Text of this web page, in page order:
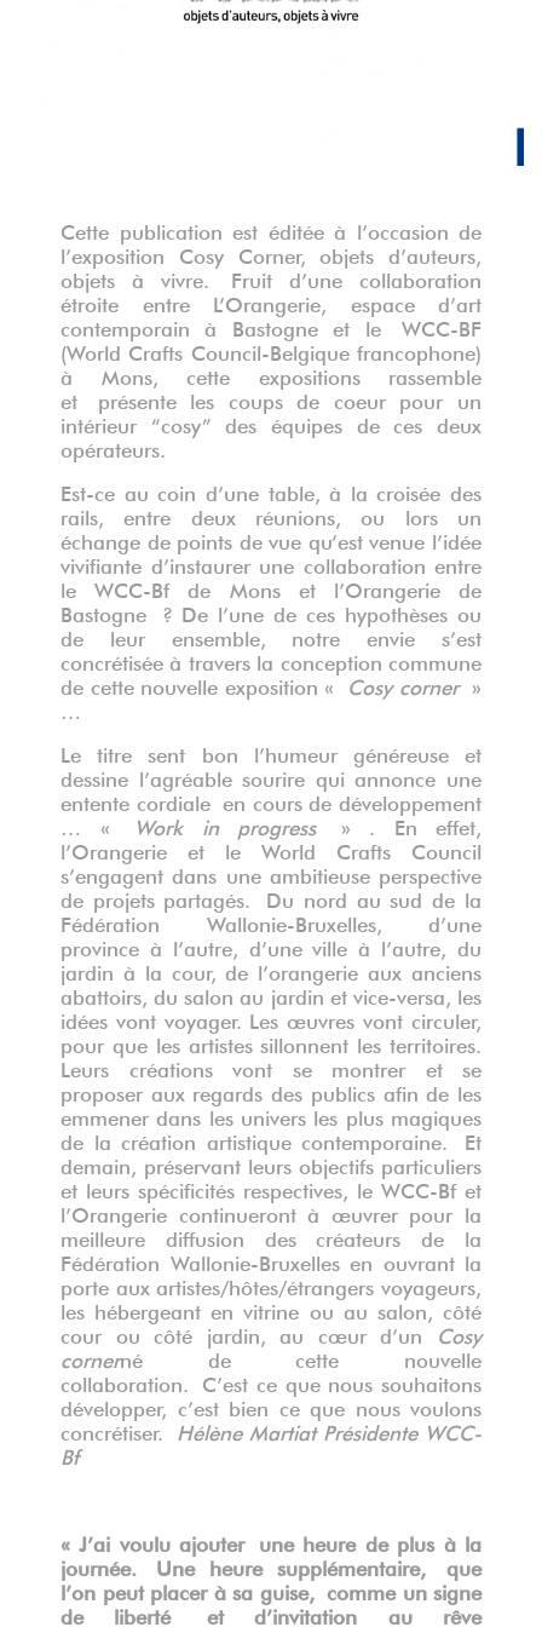
Cette publication est éditée à l’occasion de
l’exposition Cosy Corner, objets d’auteurs,
objets à vivre. Fruit d’une collaboration
étroite entre L’Orangerie, espace d’art
contemporain à Bastogne et le WCC-BF
(World Crafts Council-Belgique francophone)
à Mons, cette expositions rassemble
et présente les coups de coeur pour un
intérieur “cosy” des équipes de ces deux
opérateurs.
Est-ce au coin d’une table, à la croisée des
rails, entre deux réunions, ou lors un
échange de points de vue qu’est venue l’idée
vivifiante d’instaurer une collaboration entre
le WCC-Bf de Mons et l’Orangerie de
Bastogne ? De l’une de ces hypothèses ou
de leur ensemble, notre envie s’est
concrétisée à travers la conception commune
de cette nouvelle exposition « Cosy corner»
Le titre sent bon l’humeur généreuse et
dessine l’agréable sourire qui annonce une
entente cordiale en cours de développement
… « Work in progress» . En effet,
l’Orangerie et le World Crafts Council
s’engagent dans une ambitieuse perspective
de projets partagés. Du nord au sud de la
Fédération Wallonie-Bruxelles, d’une
province à l’autre, d’une ville à l’autre, du
jardin à la cour, de l’orangerie aux anciens
abattoirs, du salon au jardin et vice-versa, les
idées vont voyager. Les œuvres vont circuler,
pour que les artistes sillonnent les territoires.
Leurs créations vont se montrer et se
proposer aux regards des publics afin de les
emmener dans les univers les plus magiques
de la création artistique contemporaine. Et
demain, préservant leurs objectifs particuliers
et leurs spécificités respectives, le WCC-Bf et
l’Orangerie continueront à œuvrer pour la
meilleure diffusion des créateurs de la
Fédération Wallonie-Bruxelles en ouvrant la
porte aux artistes/hôtes/étrangers voyageurs,
les hébergeant en vitrine ou au salon, côté
cour ou côté jardin, au cœur d’un Cosy
cornerné de cette nouvelle
collaboration. C’est ce que nous souhaitons
développer, c’est bien ce que nous voulons
concrétiser. Hélène Martiat Présidente WCC-
Bf
« J’ai voulu ajouter une heure de plus à la
journée. Une heure supplémentaire, que
l’on peut placer à sa guise, comme un signe
de liberté et d’invitation au rêve